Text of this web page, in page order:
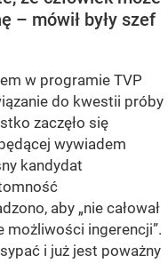
– mówił były szef
w programie TVP
do kwestii próby
zaczęło się
wywiadem
kandydat
aby „nie całował
możliwości ingerencji”.
i już jest poważny